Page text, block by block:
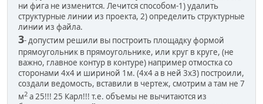
ни фига не изменится. Лечится способом-1) удалить
структурные линии из проекта, 2) определить структурные
линии из файла.
3- допустим решили вы построить площадку формой
прямоугольник в прямоугольнике, или круг в круге, (не
важно, главное контур в контуре) например отмостка со
сторонами 4х4 и шириной 1м. (4х4 а в ней 3х3) построили,
создали ведомость, вставили в чертеж, смотрим а там не 7
м2 а 25!!! 25 Карл!!! т.е. объемы не вычитаются из